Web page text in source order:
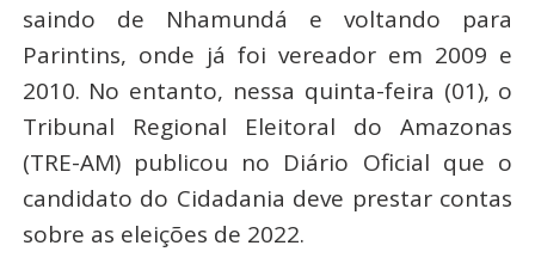
saindo de Nhamundá e voltando para
Parintins, onde já foi vereador em 2009 e
2010. No entanto, nessa quinta-feira (01), o
Tribunal Regional Eleitoral do Amazonas
(TRE-AM) publicou no Diário Oficial que o
candidato do Cidadania deve prestar contas
sobre as eleições de 2022.